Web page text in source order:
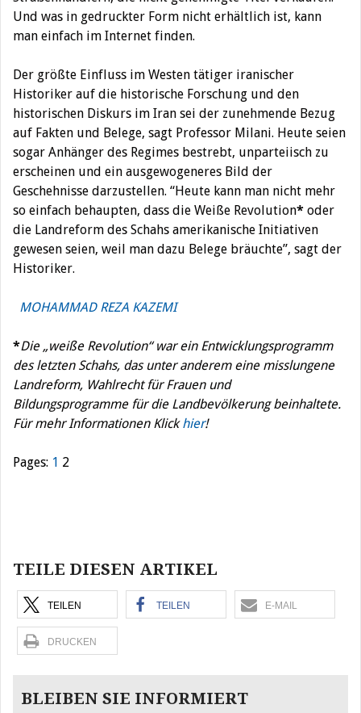
Und was in gedruckter Form nicht erhältlich ist, kann
man einfach im Internet finden.
Der größte Einfluss im Westen tätiger iranischer
Historiker auf die historische Forschung und den
historischen Diskurs im Iran sei der zunehmende Bezug
auf Fakten und Belege, sagt Professor Milani. Heute seien
sogar Anhänger des Regimes bestrebt, unparteiisch zu
erscheinen und ein ausgewogeneres Bild der
Geschehnisse darzustellen. “Heute kann man nicht mehr
so einfach behaupten, dass die Weiße Revolution* oder
die Landreform des Schahs amerikanische Initiativen
gewesen seien, weil man dazu Belege bräuchte”, sagt der
Historiker.
MOHAMMAD REZA KAZEMI
*Die „weiße Revolution“ war ein Entwicklungsprogramm
des letzten Schahs, das unter anderem eine misslungene
Landreform, Wahlrecht für Frauen und
Bildungsprogramme für die Landbevölkerung beinhaltete.
Für mehr Informationen Klickhier!
Pages: 1 2
TEILE DIESEN ARTIKEL
TEILEN TEILEN E-MAIL
DRUCKEN
BLEIBEN SIE INFORMIERT